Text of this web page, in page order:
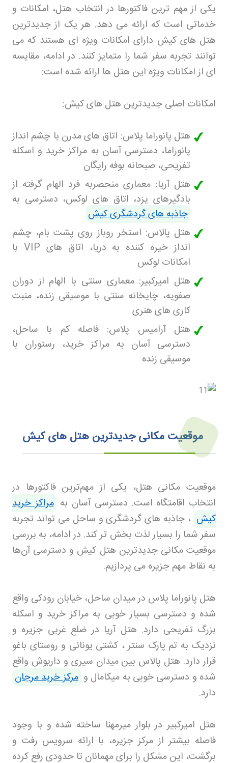
یکی از مهم‌ ترین فاکتورها در انتخاب هتل، امکانات و
خدماتی است که ارائه می‌ دهد. هر یک از جدیدترین
هتل‌ های کیش دارای امکانات ویژه ای هستند که می‌
توانند تجربه سفر شما را متمایز کنند. در ادامه، مقایسه‌
ای از امکانات ویژه این هتل‌ ها ارائه شده است:
امکانات اصلی جدیدترین هتل‌ های کیش:
هتل پانوراما پلاس: اتاق‌ های مدرن با چشم‌ انداز
پانوراما، دسترسی آسان به مراکز خرید و اسکله
تفریحی، صبحانه بوفه رایگان
هتل آریا: معماری منحصربه‌ فرد الهام گرفته از
بادگیرهای یزد، اتاق‌ های لوکس، دسترسی به
جاذبه‌ های گردشگری کیش
هتل پالاس: استخر روباز روی پشت‌ بام، چشم‌
انداز خیره‌ کننده به دریا، اتاق‌ های
با
امکانات لوکس
هتل امیرکبیر: معماری سنتی با الهام از دوران
صفویه، چایخانه سنتی با موسیقی زنده، منبت‌
کاری‌ های هنری
هتل آرامیس پلاس: فاصله کم با ساحل،
دسترسی آسان به مراکز خرید، رستوران با
موسیقی زنده
موقعیت مکانی جدیدترین هتل‌ های کیش
موقعیت مکانی هتل، یکی از مهم‌ترین فاکتورها در
انتخاب اقامتگاه است. دسترسی آسان به مراکز خرید
کیش ، جاذبه‌ های گردشگری و ساحل می‌ تواند تجربه
سفر شما را بسیار لذت‌ بخش‌ تر کند. در ادامه، به بررسی
موقعیت مکانی جدیدترین هتل کیش و دسترسی آن‌ها
به نقاط مهم جزیره می‌ پردازیم.
هتل پانوراما پلاس در میدان ساحل، خیابان رودکی واقع
شده و دسترسی بسیار خوبی به مراکز خرید و اسکله
بزرگ تفریحی دارد. هتل آریا در ضلع غربی جزیره و
نزدیک به تم پارک سنتر ، کشتی یونانی و روستای باغو
قرار دارد. هتل پالاس بین میدان سیری و داریوش واقع
شده و دسترسی خوبی به میکامال و مرکز خرید مرجان
دارد.
هتل امیرکبیر در بلوار میرمهنا ساخته شده و با وجود
فاصله بیشتر از مرکز جزیره، با ارائه سرویس رفت و
برگشت، این مشکل را برای مهمانان تا حدودی رفع کرده